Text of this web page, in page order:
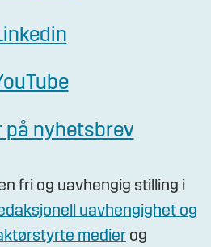
på nyhetsbrev
fri og uavhengig stilling i
uavhengighet og
medier og